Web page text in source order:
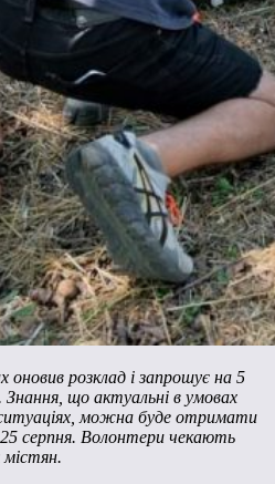
оновив розклад і запрошує на 5
Знання, що актуальні в умовах
можна буде отримати
серпня. Волонтери чекають
містян.